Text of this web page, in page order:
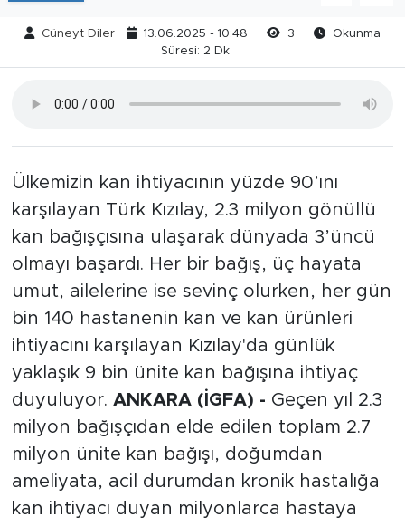
Cüneyt Diler 13.06.2025 - 10:48 3
Okunma
Süresi: 2 Dk
Ülkemizin kan ihtiyacının yüzde 90’ını
karşılayan Türk Kızılay, 2.3 milyon gönüllü
kan bağışçısına ulaşarak dünyada 3’üncü
olmayı başardı. Her bir bağış, üç hayata
umut, ailelerine ise sevinç olurken, her gün
bin 140 hastanenin kan ve kan ürünleri
ihtiyacını karşılayan Kızılay'da günlük
yaklaşık 9 bin ünite kan bağışına ihtiyaç
duyuluyor. ANKARA (İGFA) - Geçen yıl 2.3
milyon bağışçıdan elde edilen toplam 2.7
milyon ünite kan bağışı, doğumdan
ameliyata, acil durumdan kronik hastalığa
kan ihtiyacı duyan milyonlarca hastaya